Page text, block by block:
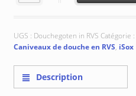
UGS : Douchegoten in RVS Catégorie :
Caniveaux de douche en RVS, iSox
Description